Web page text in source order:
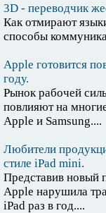
3D - переводчик
Как отмирают
способы
Apple готовится
году.
Рынок рабочей
повлияют на
Apple и Samsung....
Любители
стиле iPad mini.
Представив новый
Apple нарушила
iPad раз в год....